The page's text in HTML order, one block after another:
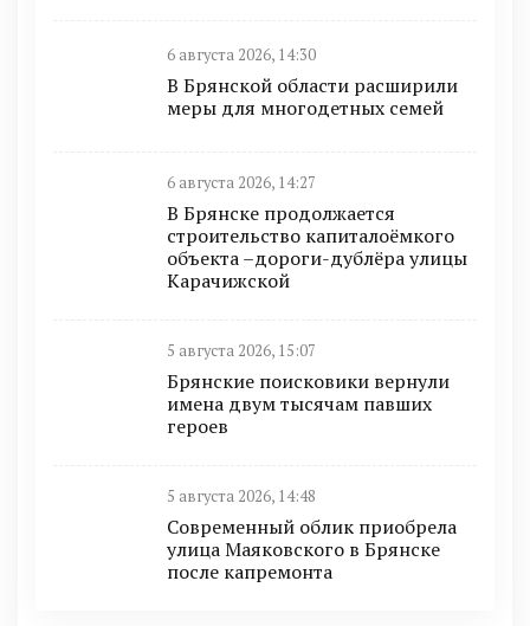
6 августа 2026, 14:30
В Брянской области расширили
меры для многодетных семей
6 августа 2026, 14:27
В Брянске продолжается
строительство капиталоёмкого
объекта –дороги-дублёра улицы
Карачижской
5 августа 2026, 15:07
Брянские поисковики вернули
имена двум тысячам павших
героев
5 августа 2026, 14:48
Современный облик приобрела
улица Маяковского в Брянске
после капремонта